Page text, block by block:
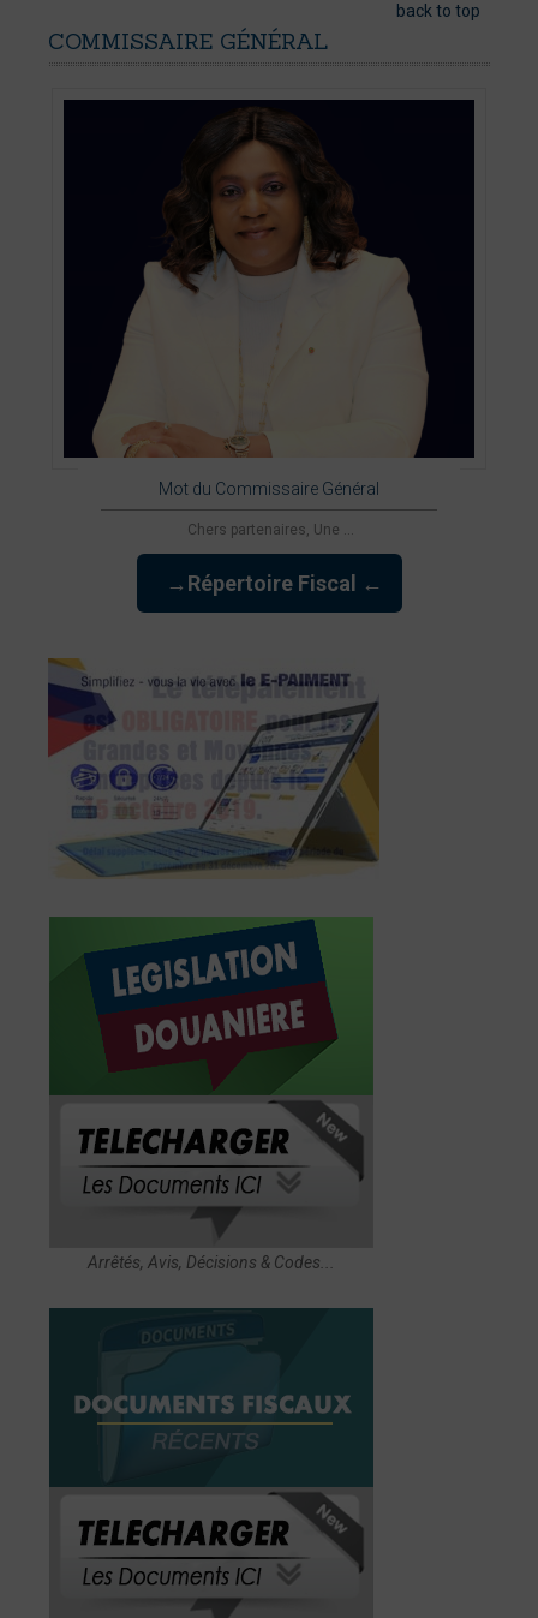
back to top
COMMISSAIRE GÉNÉRAL
Mot du Commissaire Général
Chers partenaires, Une ...
→Répertoire Fiscal ←
Arrêtés, Avis, Décisions & Codes...